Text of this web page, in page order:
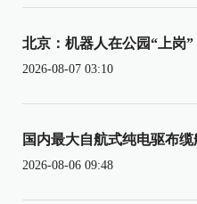
北京：机器人在公园“上岗”
2026-08-07 03:10
国内最大自航式纯电驱布
2026-08-06 09:48